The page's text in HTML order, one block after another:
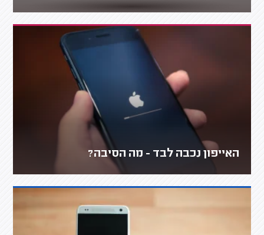
האייפון נכבה לבד - מה הסיבה?